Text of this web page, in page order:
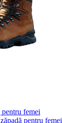
femei
pentru femei